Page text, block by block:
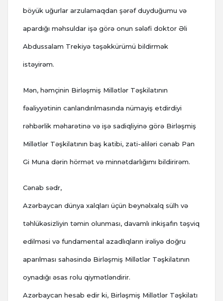
böyük uğurlar arzulamaqdan şərəf duyduğumu və
apardığı məhsuldar işə görə onun sələfi doktor Əli
Abdussalam Trekiyə təşəkkürümü bildirmək
istəyirəm.
Mən, həmçinin Birləşmiş Millətlər Təşkilatının
fəaliyyətinin canlandırılmasında nümayiş etdirdiyi
rəhbərlik məharətinə və işə sadiqliyinə görə Birləşmiş
Millətlər Təşkilatının baş katibi, zati-aliləri cənab Pan
Gi Muna dərin hörmət və minnətdarlığımı bildirirəm.
Cənab sədr,
Azərbaycan dünya xalqları üçün beynəlxalq sülh və
təhlükəsizliyin təmin olunması, davamlı inkişafın təşviq
edilməsi və fundamental azadlıqların irəliyə doğru
aparılması sahəsində Birləşmiş Millətlər Təşkilatının
oynadığı əsas rolu qiymətləndirir.
Azərbaycan hesab edir ki, Birləşmiş Millətlər Təşkilatı